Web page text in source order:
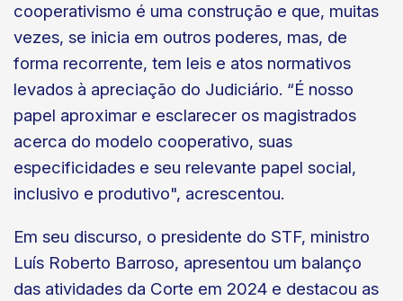
cooperativismo é uma construção e que, muitas
vezes, se inicia em outros poderes, mas, de
forma recorrente, tem leis e atos normativos
levados à apreciação do Judiciário. “É nosso
papel aproximar e esclarecer os magistrados
acerca do modelo cooperativo, suas
especificidades e seu relevante papel social,
inclusivo e produtivo", acrescentou.
Em seu discurso, o presidente do STF, ministro
Luís Roberto Barroso, apresentou um balanço
das atividades da Corte em 2024 e destacou as